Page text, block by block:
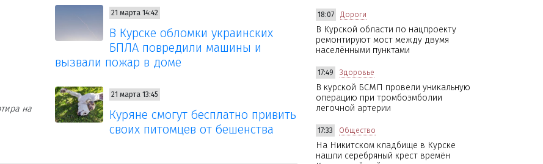
на
21 марта 14:42
В Курске обломки украинских
БПЛА повредили машины и
вызвали пожар в доме
21 марта 13:45
Куряне смогут бесплатно привить
своих питомцев от бешенства
18:07 Дороги
В Курской области по нацпроекту
ремонтируют мост между двумя
населёнными пунктами
17:49 Здоровье
В курской БСМП провели уникальную
операцию при тромбоэмболии
легочной артерии
17:33 Общество
На Никитском кладбище в Курске
нашли серебряный крест времён